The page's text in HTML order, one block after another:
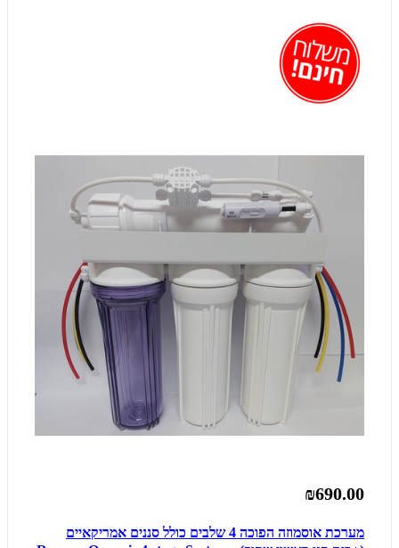
₪690.00
מערכת אוסמוזה הפוכה 4 שלבים כולל סננים אמריקאיים